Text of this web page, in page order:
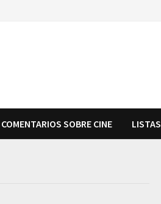
COMENTARIOS SOBRE CINE LISTAS